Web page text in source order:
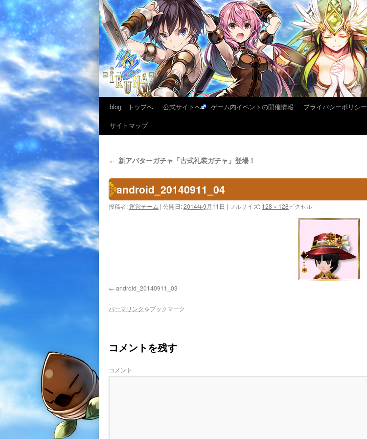
blog トップへ 公式サイトへ ゲーム内イベントの開催情報 プライバシーポリシー
サイトマップ
← 新アバターガチャ「古式礼装ガチャ」登場！
android_20140911_04
投稿者:運営チーム | 公開日:2014年9月11日 | フルサイズ: 128 × 128ピクセル
android_20140911_03
パーマリンクをブックマーク
コメントを残す
コメント